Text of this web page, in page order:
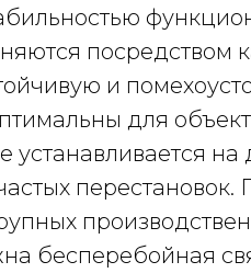
посредством
и
для
устанавливается
бесперебойная